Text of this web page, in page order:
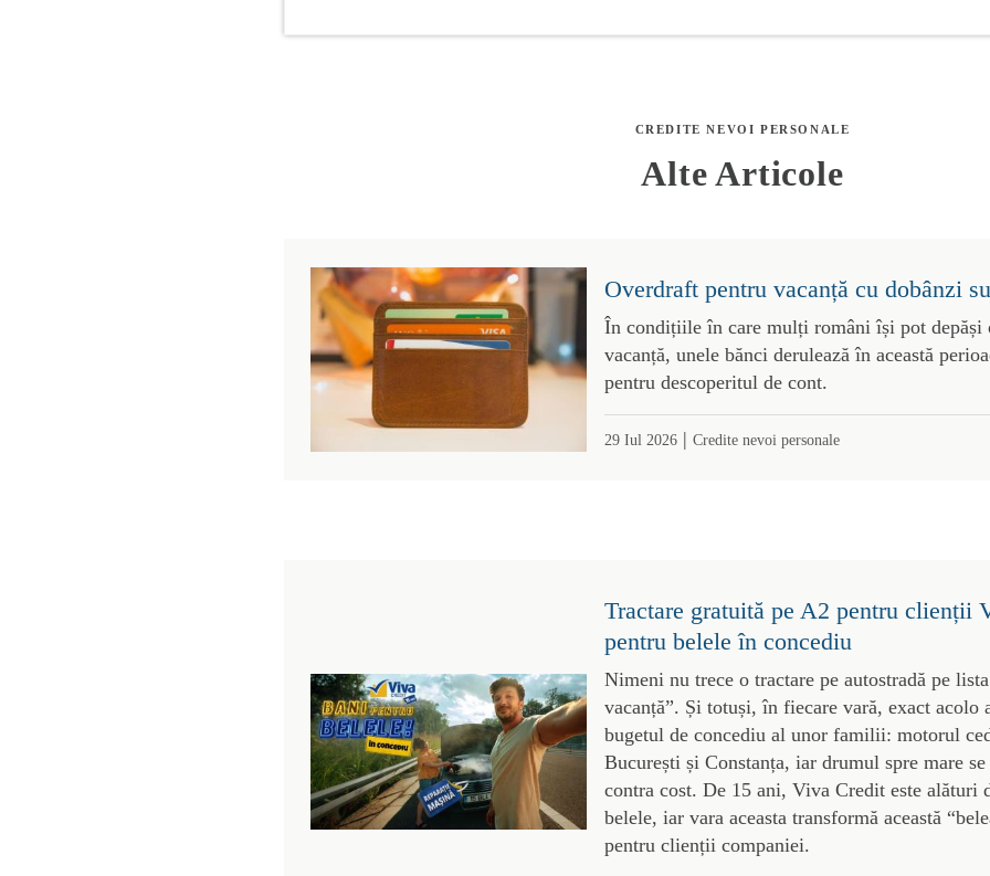
CREDITE NEVOI PERSONALE
Alte Articole
Overdraft pentru vacanță cu dobânzi
În condițiile în care mulți români își pot depăși
vacanță, unele bănci derulează în această
pentru descoperitul de cont.
29 Iul 2026| Credite nevoi personale
Tractare gratuită pe A2 pentru clienții
pentru belele în concediu
Nimeni nu trece o tractare pe autostradă pe
vacanță”. Și totuși, în fiecare vară, exact acolo
bugetul de concediu al unor familii: motorul
București și Constanța, iar drumul spre mare
contra cost. De 15 ani, Viva Credit este alături
belele, iar vara aceasta transformă această
pentru clienții companiei.